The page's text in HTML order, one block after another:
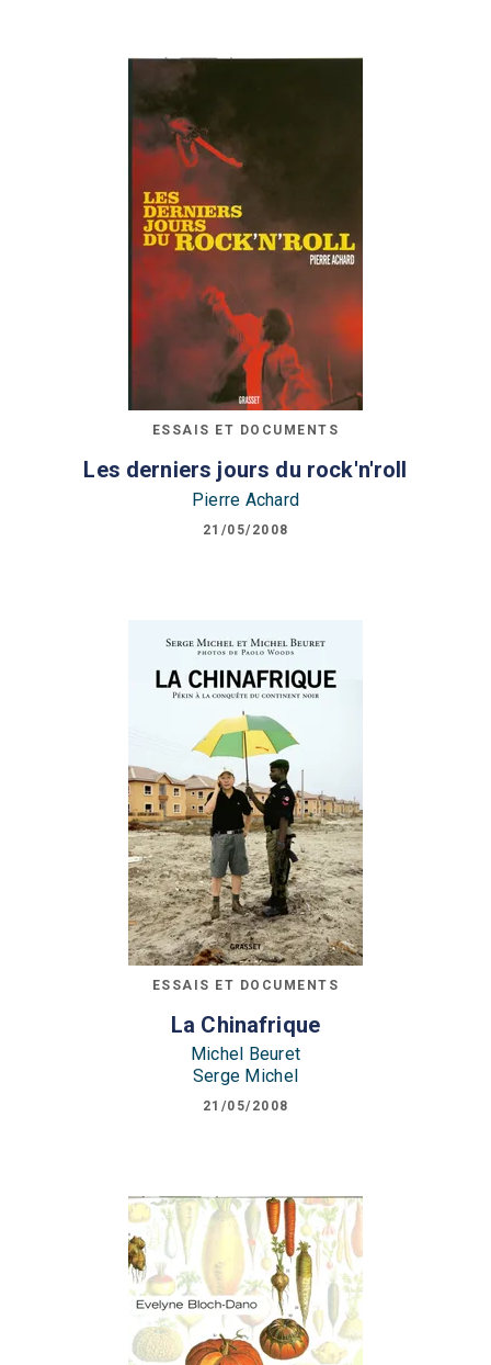
ESSAIS ET DOCUMENTS
Les derniers jours du rock'n'roll
Pierre Achard
21/05/2008
ESSAIS ET DOCUMENTS
La Chinafrique
Michel Beuret
Serge Michel
21/05/2008